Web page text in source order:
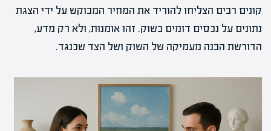
קונים רבים הצליחו להוריד את המחיר המבוקש על ידי הצגת
נתונים על נכסים דומים בשוק. זהו אומנות, ולא רק מדע,
הדורשת הבנה מעמיקה של השוק ושל הצד שכנגד.